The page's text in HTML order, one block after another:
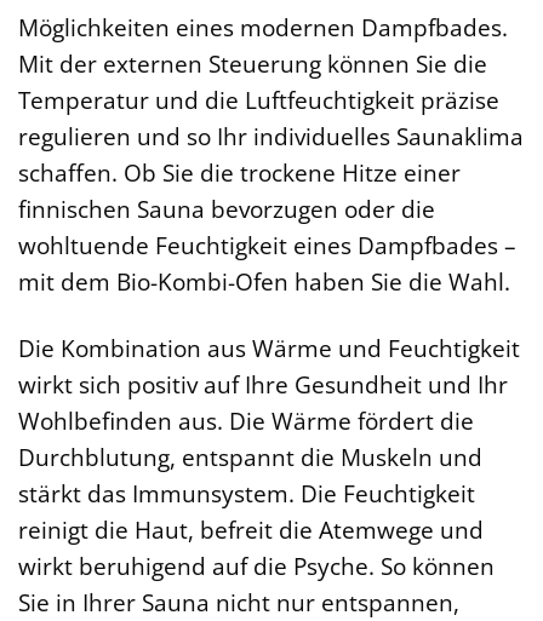
Möglichkeiten eines modernen Dampfbades.
Mit der externen Steuerung können Sie die
Temperatur und die Luftfeuchtigkeit präzise
regulieren und so Ihr individuelles Saunaklima
schaffen. Ob Sie die trockene Hitze einer
finnischen Sauna bevorzugen oder die
wohltuende Feuchtigkeit eines Dampfbades –
mit dem Bio-Kombi-Ofen haben Sie die Wahl.
Die Kombination aus Wärme und Feuchtigkeit
wirkt sich positiv auf Ihre Gesundheit und Ihr
Wohlbefinden aus. Die Wärme fördert die
Durchblutung, entspannt die Muskeln und
stärkt das Immunsystem. Die Feuchtigkeit
reinigt die Haut, befreit die Atemwege und
wirkt beruhigend auf die Psyche. So können
Sie in Ihrer Sauna nicht nur entspannen,